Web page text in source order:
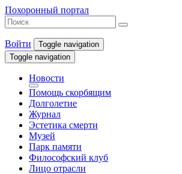
Похоронный портал
Войти
Toggle navigation
Toggle navigation
Новости
Помощь скорбящим
Долголетие
Журнал
Эстетика смерти
Музей
Парк памяти
Философский клуб
Лицо отрасли